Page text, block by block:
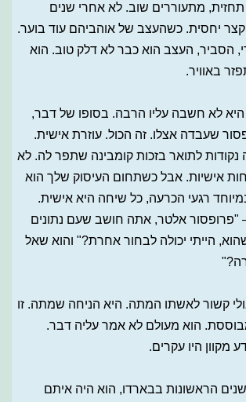
תחזית, מתעוררים שוב. לא אחרי שנים
קצר יחסית. כשהעצב של אוהביהם עוד בוער.
הסביר, העצב הוא כבר לא דלק טוב. הוא
באוויר.
לא חשבה עליו הרבה. בסופו של דבר,
שעבדה אצלו. זה הכול. עוזרת אישית.
לתואר בזכות קומבינה שתפר לה. לא
אישיות. אבל כשתחום העיסוק שלך הוא
רגעי הכרעה, כל שיחה היא אישית.
"פרופסור אלטר, אתה חושב שעם נתונים
הייתי יכולה לבחור אחרת?" והוא שאל
קשור לאשתו המתה. היא הניחה שמתה. זו
הוא מעולם לא אמר עליה דבר.
מקוון היו עקרים.
הראשונות בבארדו, הוא היה איתם